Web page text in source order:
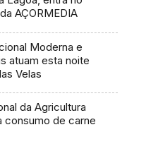
AÇORMEDIA
Moderna e
atuam esta noite
Velas
da Agricultura
consumo de carne